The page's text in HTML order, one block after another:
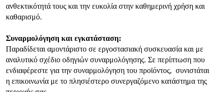
ανθεκτικότητά τους και την ευκολία στην καθημερινή χρήση και
καθαρισμό.
Συναρμολόγηση και εγκατάσταση:
Παραδίδεται αμοντάριστο σε εργοστασιακή συσκευασία και με
αναλυτικό σχέδιο οδηγιών συναρμολόγησης. Σε περίπτωση που
ενδιαφέρεστε για την συναρμολόγηση του προϊόντος, συνιστάται
η επικοινωνία με το πλησιέστερο συνεργαζόμενο κατάστημα της